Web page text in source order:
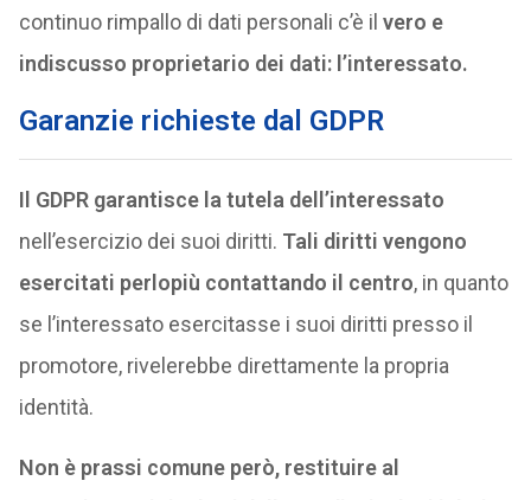
continuo rimpallo di dati personali c’è il vero e
indiscusso proprietario dei dati: l’interessato.
Garanzie richieste dal GDPR
Il GDPR garantisce la tutela dell’interessato
nell’esercizio dei suoi diritti. Tali diritti vengono
esercitati perlopiù contattando il centro, in quanto
se l’interessato esercitasse i suoi diritti presso il
promotore, rivelerebbe direttamente la propria
identità.
Non è prassi comune però, restituire al